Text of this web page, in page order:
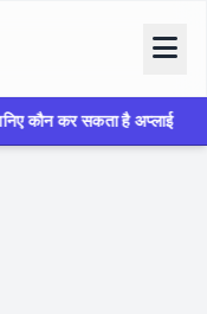
✦ AIIMS Bhopal